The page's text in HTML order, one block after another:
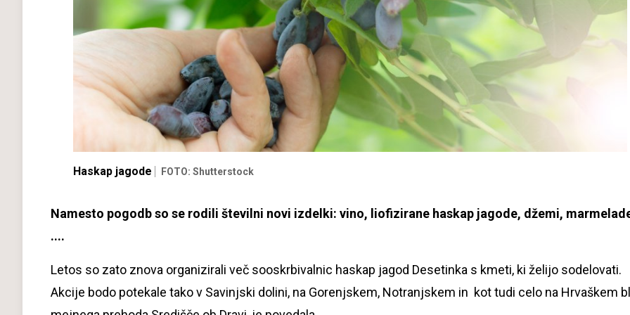
Haskap jagode FOTO: Shutterstock
Namesto pogodb so se rodili številni novi izdelki: vino, liofizirane haskap jagode, džemi,
....
Letos so zato znova organizirali več sooskrbivalnic haskap jagod Desetinka s kmeti, ki želijo sodelovati.
Akcije bodo potekale tako v Savinjski dolini, na Gorenjskem, Notranjskem in kot tudi celo na Hrvaškem